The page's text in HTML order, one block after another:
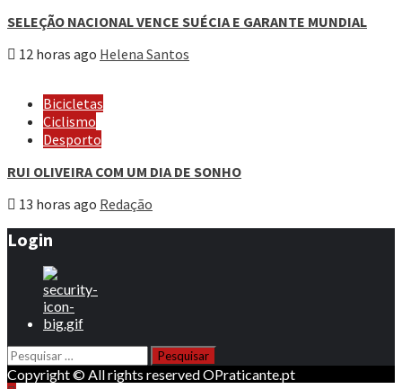
SELEÇÃO NACIONAL VENCE SUÉCIA E GARANTE MUNDIAL
12 horas ago Helena Santos
Bicicletas
Ciclismo
Desporto
RUI OLIVEIRA COM UM DIA DE SONHO
13 horas ago Redação
Login
Pesquisar
por:
Copyright © All rights reserved OPraticante.pt